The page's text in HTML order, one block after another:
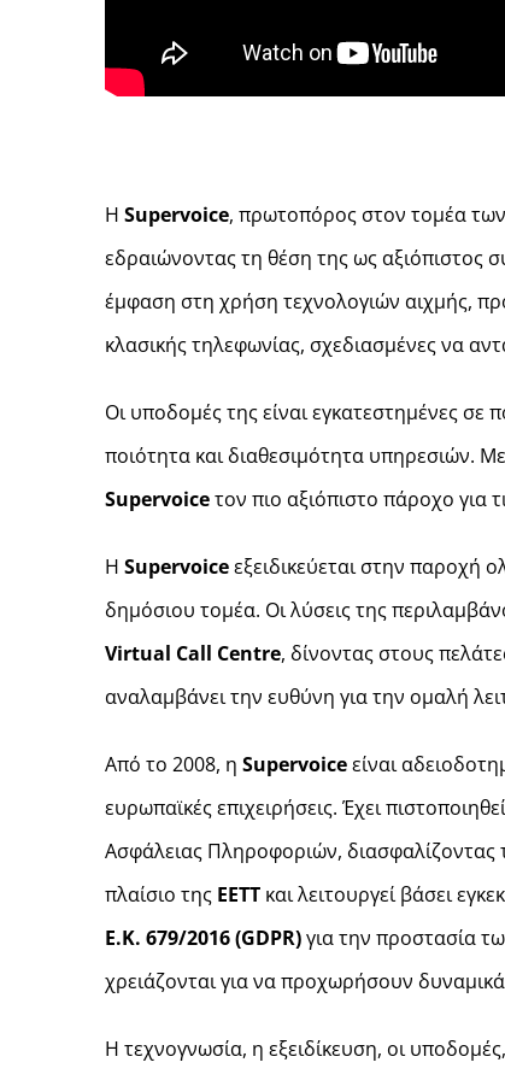
Η Supervoice, πρωτοπόρος στον τομέα των
εδραιώνοντας τη θέση της ως αξιόπιστος
έμφαση στη χρήση τεχνολογιών αιχμής,
κλασικής τηλεφωνίας, σχεδιασμένες να
Οι υποδομές της είναι εγκατεστημένες σε
ποιότητα και διαθεσιμότητα υπηρεσιών.
Supervoiceτον πιο αξιόπιστο πάροχο για
Η Supervoiceεξειδικεύεται στην παροχή
δημόσιου τομέα. Οι λύσεις της
Virtual Call Centre, δίνοντας στους
αναλαμβάνει την ευθύνη για την ομαλή
Από το 2008, η Supervoiceείναι
ευρωπαϊκές επιχειρήσεις. Έχει
Ασφάλειας Πληροφοριών, διασφαλίζοντας
πλαίσιο της ΕΕΤΤκαι λειτουργεί βάσει
Ε.Κ. 679/2016 (GDPR)για την προστασία
χρειάζονται για να προχωρήσουν
Η τεχνογνωσία, η εξειδίκευση, οι